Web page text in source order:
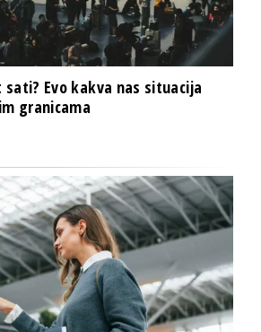
sati? Evo kakva nas situacija
granicama